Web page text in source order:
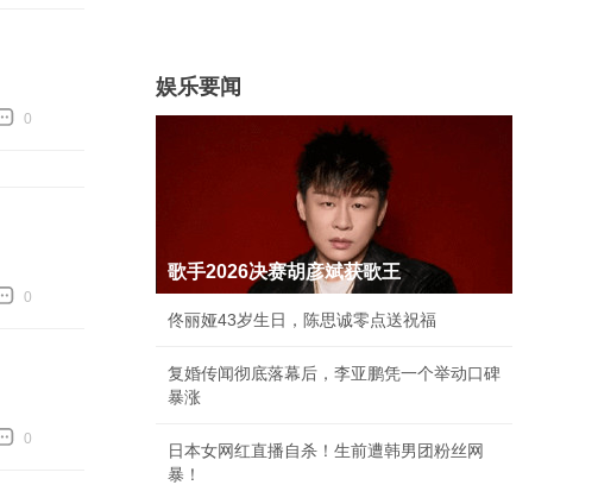
0
0
0
娱乐要闻
歌手2026决赛胡彦斌获歌王
佟丽娅43岁生日，陈思诚零点送祝福
复婚传闻彻底落幕后，李亚鹏凭一个举动口碑
暴涨
日本女网红直播自杀！生前遭韩男团粉丝网
暴！